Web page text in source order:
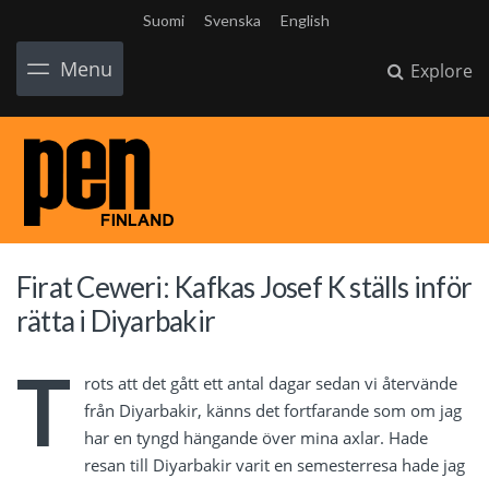
Suomi Svenska English
Menu Explore
Firat Ceweri: Kafkas Josef K ställs inför
rätta i Diyarbakir
T
rots att det gått ett antal dagar sedan vi återvände
från Diyarbakir, känns det fortfarande som om jag
har en tyngd hängande över mina axlar. Hade
resan till Diyarbakir varit en semesterresa hade jag